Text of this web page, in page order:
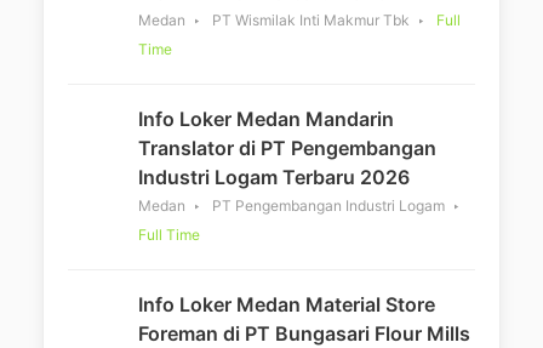
Medan PT Wismilak Inti Makmur Tbk
Full
Time
Info Loker Medan Mandarin
Translator di PT Pengembangan
Industri Logam Terbaru 2026
Medan
PT Pengembangan Industri Logam
Full Time
Info Loker Medan Material Store
Foreman di PT Bungasari Flour Mills